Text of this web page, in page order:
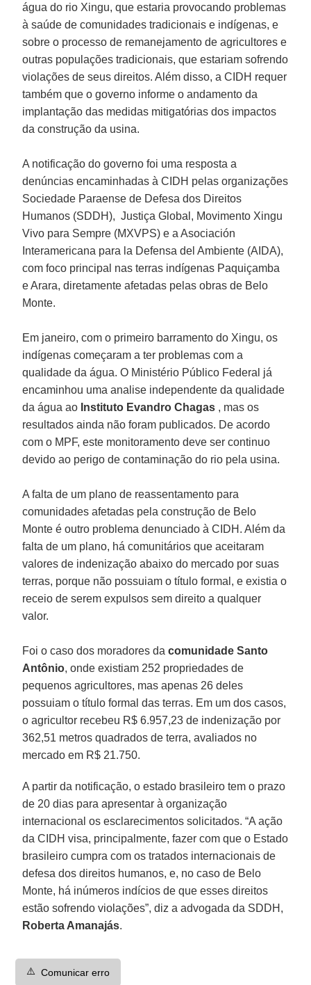
água do rio Xingu, que estaria provocando problemas
à saúde de comunidades tradicionais e indígenas, e
sobre o processo de remanejamento de agricultores e
outras populações tradicionais, que estariam sofrendo
violações de seus direitos. Além disso, a CIDH requer
também que o governo informe o andamento da
implantação das medidas mitigatórias dos impactos
da construção da usina.
A notificação do governo foi uma resposta a
denúncias encaminhadas à CIDH pelas organizações
Sociedade Paraense de Defesa dos Direitos
Humanos (SDDH), Justiça Global, Movimento Xingu
Vivo para Sempre (MXVPS) e a Asociación
Interamericana para la Defensa del Ambiente (AIDA),
com foco principal nas terras indígenas Paquiçamba
e Arara, diretamente afetadas pelas obras de Belo
Monte.
Em janeiro, com o primeiro barramento do Xingu, os
indígenas começaram a ter problemas com a
qualidade da água. O Ministério Público Federal já
encaminhou uma analise independente da qualidade
da água ao Instituto Evandro Chagas , mas os
resultados ainda não foram publicados. De acordo
com o MPF, este monitoramento deve ser continuo
devido ao perigo de contaminação do rio pela usina.
A falta de um plano de reassentamento para
comunidades afetadas pela construção de Belo
Monte é outro problema denunciado à CIDH. Além da
falta de um plano, há comunitários que aceitaram
valores de indenização abaixo do mercado por suas
terras, porque não possuiam o título formal, e existia o
receio de serem expulsos sem direito a qualquer
valor.
Foi o caso dos moradores dacomunidade Santo
Antônio, onde existiam 252 propriedades de
pequenos agricultores, mas apenas 26 deles
possuiam o título formal das terras. Em um dos casos,
o agricultor recebeu R$ 6.957,23 de indenização por
362,51 metros quadrados de terra, avaliados no
mercado em R$ 21.750.
A partir da notificação, o estado brasileiro tem o prazo
de 20 dias para apresentar à organização
internacional os esclarecimentos solicitados. “A ação
da CIDH visa, principalmente, fazer com que o Estado
brasileiro cumpra com os tratados internacionais de
defesa dos direitos humanos, e, no caso de Belo
Monte, há inúmeros indícios de que esses direitos
estão sofrendo violações”, diz a advogada da SDDH,
Roberta Amanajás.
⚠️ Comunicar erro